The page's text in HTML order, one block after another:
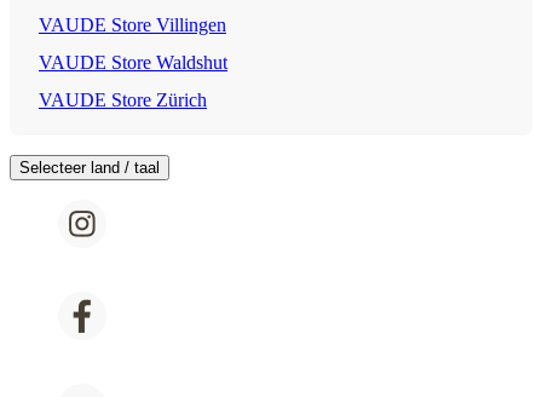
VAUDE Store Villingen
VAUDE Store Waldshut
VAUDE Store Zürich
Selecteer land / taal